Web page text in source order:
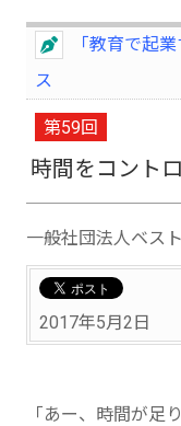
「教育で起
ス
第59回
時間をコント
一般社団法人ベス
2017年5月2日
「あー、時間が足